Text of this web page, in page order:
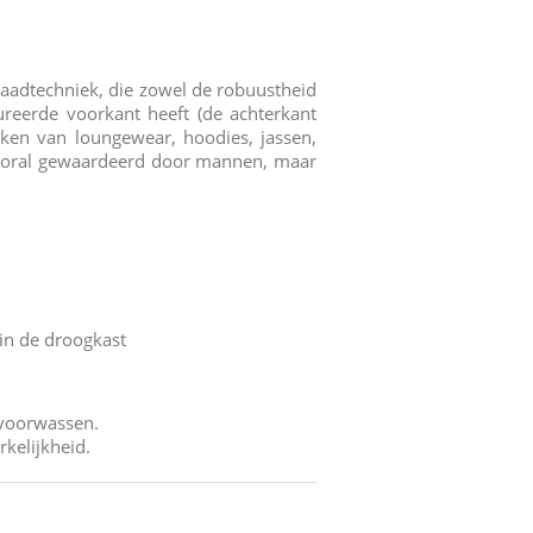
die zowel de robuustheid
voorkant heeft (de achterkant
van loungewear, hoodies, jassen,
gewaardeerd door mannen, maar
de droogkast